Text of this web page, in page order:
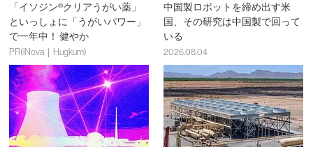
「イソジン®クリアうがい薬」
といっしょに「うがいパワー」
で一年中！ 健やか
PR(iNova｜Hugkum)
中国製ロボットを締め出す米
国、その研究は中国製で回って
いる
2026.08.04